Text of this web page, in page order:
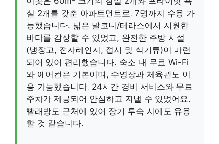
실 2개를 갖춘 아파트먼트로, 7명까지 수용 가
능했습니다. 넓은 발코니/테라스에서 시원한
바다를 감상할 수 있었고, 완전한 주방 시설
(냉장고, 전자레인지, 접시 및 식기류)이 마련
되어 있어 편리했습니다. 숙소 내 무료 Wi-Fi
와 에어컨은 기본이며, 수영장과 체육관도 이
용 가능했습니다. 24시간 경비 서비스와 무료
주차가 제공되어 안심하고 지낼 수 있었어요.
빨래방도 근처에 있어 장기 투숙 시에도 유용
할 것 같습니다.